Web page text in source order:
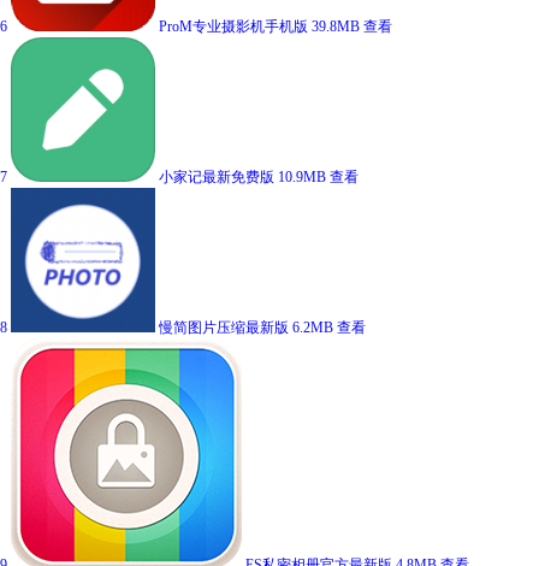
6 ProM专业摄影机手机版 39.8MB 查看
7 小家记最新免费版 10.9MB 查看
8 慢简图片压缩最新版 6.2MB 查看